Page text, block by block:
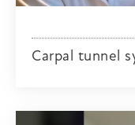
Carpal tunnel